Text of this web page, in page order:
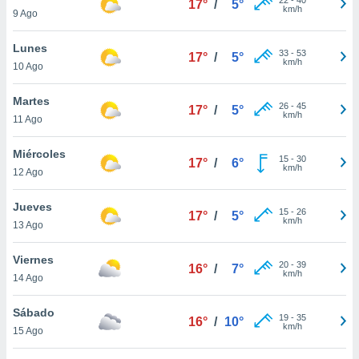
más
nuestra
y
de
disponible
cookies
aceptar
9 Ago
17° / 5°
km/h
Lunes
10 Ago
17° / 5° 33- 53
km/h
Martes
11 Ago
17° / 5° 26- 45
km/h
Miércoles
12 Ago
17° / 6° 15- 30
km/h
Jueves
13 Ago
17° / 5° 15- 26
km/h
Viernes
14 Ago
16° / 7° 20- 39
km/h
Sábado
15 Ago
16° / 10° 19- 35
km/h